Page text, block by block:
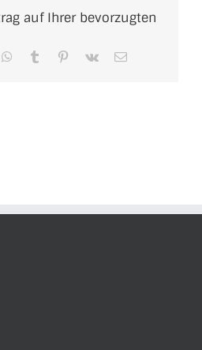
auf Ihrer bevorzugten
WhatsApp
Tumblr Pinterest
Vk
E-